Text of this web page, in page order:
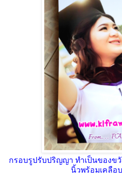
กรอบรูปรับปริญญา ทำเป็นของ
นิ้วพร้อมเคลือ